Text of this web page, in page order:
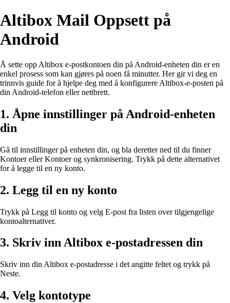
Altibox Mail Oppsett på
Android
Å sette opp Altibox e-postkontoen din på Android-enheten din er en
enkel prosess som kan gjøres på noen få minutter. Her gir vi deg en
trinnvis guide for å hjelpe deg med å konfigurere Altibox-e-posten på
din Android-telefon eller nettbrett.
1. Åpne innstillinger på Android-enheten
din
Gå til innstillinger på enheten din, og bla deretter ned til du finner
Kontoer eller Kontoer og synkronisering. Trykk på dette alternativet
for å legge til en ny konto.
2. Legg til en ny konto
Trykk på Legg til konto og velg E-post fra listen over tilgjengelige
kontoalternativer.
3. Skriv inn Altibox e-postadressen din
Skriv inn din Altibox e-postadresse i det angitte feltet og trykk på
Neste.
4. Velg kontotype